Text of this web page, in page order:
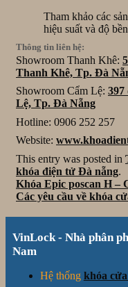
Tham khảo các
hiệu suất và độ
Thông tin liên hệ:
Showroom Thanh Khê:
Thanh Khê, Tp. Đà
Showroom Cẩm Lệ: 397
Lệ, Tp. Đà Nẵng
Hotline: 0906 252 257
Website:
This entry was posted in
khóa điện tử Đà nẵng.
Khóa Epic poscan H –
Các yêu cầu về khóa
VinLock - Nhà phân
Nam
Hệ thống khóa